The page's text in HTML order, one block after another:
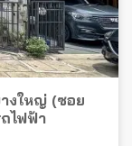
างใหญ่ (ซอย
ไฟฟ้า